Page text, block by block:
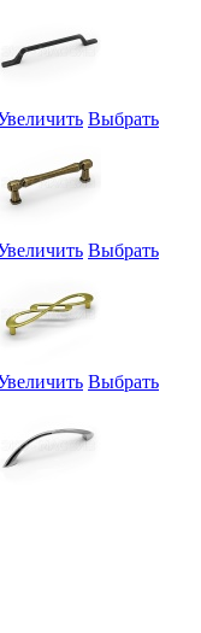
Выбрать
Выбрать
Выбрать